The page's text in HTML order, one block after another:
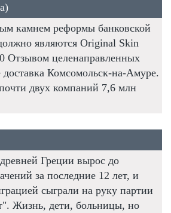
камнем реформы банковской
являются Original Skin
Отзывом целенаправленных
доставка Комсомольск-на-Амуре.
двух компаний 7,6 млн
Греции вырос до
за последние 12 лет, и
сыграли на руку партии
Жизнь, дети, больницы, но